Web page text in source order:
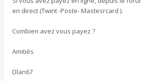
en direct (Twint -Poste- Mastesrcard ).
Combien avez vous payez ?
Amitiés
Dlan67